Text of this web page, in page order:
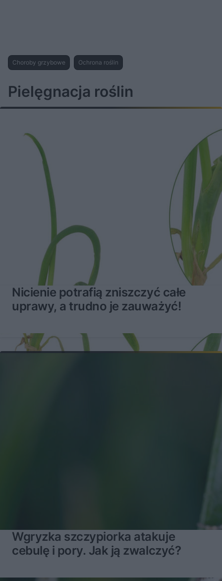
Choroby grzybowe Ochrona roślin
Pielęgnacja roślin
Nicienie potrafią zniszczyć całe
uprawy, a trudno je zauważyć!
Wgryzka szczypiorka atakuje
cebulę i pory. Jak ją zwalczyć?